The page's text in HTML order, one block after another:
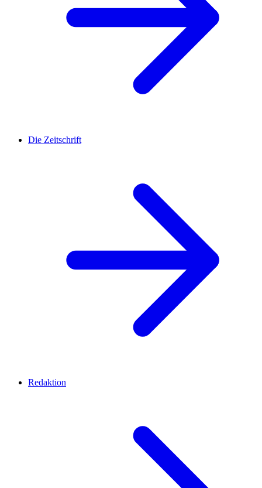
Die Zeitschrift
Redaktion